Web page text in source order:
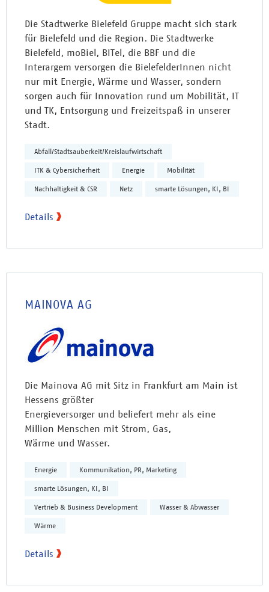
Die Stadtwerke Bielefeld Gruppe macht sich stark
für Bielefeld und die Region. Die Stadtwerke
Bielefeld, moBiel, BITel, die BBF und die
Interargem versorgen die BielefelderInnen nicht
nur mit Energie, Wärme und Wasser, sondern
sorgen auch für Innovation rund um Mobilität, IT
und TK, Entsorgung und Freizeitspaß in unserer
Stadt.
Abfall/Stadtsauberkeit/Kreislaufwirtschaft
ITK & Cybersicherheit Energie Mobilität
Nachhaltigkeit & CSR Netz smarte Lösungen, KI, BI
Details
MAINOVA AG
Die Mainova AG mit Sitz in Frankfurt am Main ist
Hessens größter
Energieversorger und beliefert mehr als eine
Million Menschen mit Strom, Gas,
Wärme und Wasser.
Energie Kommunikation, PR, Marketing
smarte Lösungen, KI, BI
Vertrieb & Business Development Wasser & Abwasser
Wärme
Details